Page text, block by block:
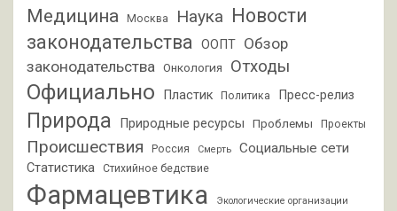
Медицина Москва Наука Новости
законодательства
ООПТ Обзор
законодательства
Онкология Отходы
Официально Пластик Политика Пресс-релиз
Природа Природные ресурсы Проблемы Проекты
Происшествия Россия Смерть Социальные сети
Статистика Стихийное бедствие
Фармацевтика Экологические организации